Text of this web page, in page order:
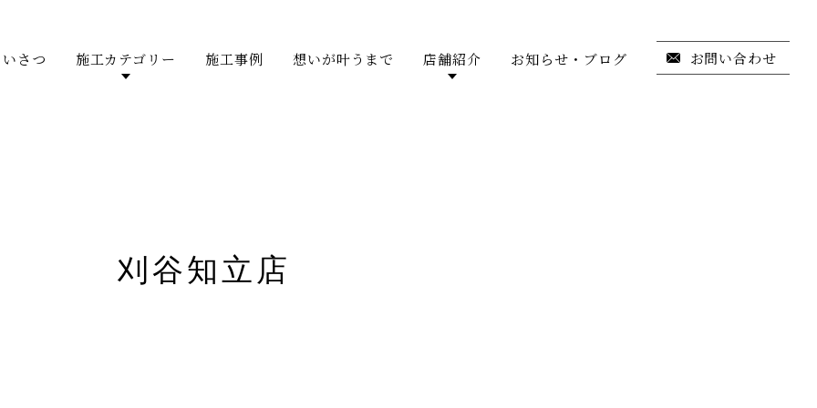
さつ 施工カテゴリー 施工事例 想いが叶うまで 店舗紹介 お知らせ・ブログ お問い合わせ
刈谷知立店